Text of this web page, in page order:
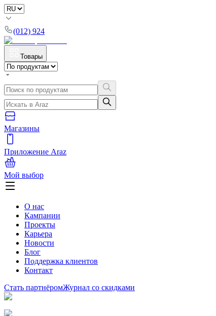
(012) 924
Товары
Магазины
Приложение Araz
Мой выбор
О нас
Кампании
Проекты
Карьера
Новости
Блог
Поддержка клиентов
Контакт
Стать партнёромЖурнал со скидками